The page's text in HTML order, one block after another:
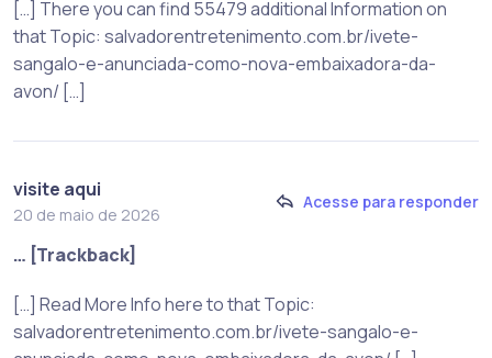
[…] There you can find 55479 additional Information on
that Topic: salvadorentretenimento.com.br/ivete-
sangalo-e-anunciada-como-nova-embaixadora-da-
avon/ […]
visite aqui
20 de maio de 2026
Acesse para responder
… [Trackback]
[…] Read More Info here to that Topic:
salvadorentretenimento.com.br/ivete-sangalo-e-